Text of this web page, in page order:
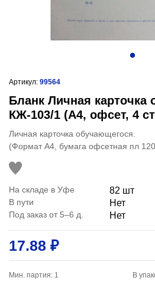
Артикул: 99564
Бланк Личная карточка
КЖ-103/1 (А4, офсет, 4
Личная карточка обучающегося.
(Формат А4, бумага офсетная пл
На складе в Уфе 82 шт
В пути Нет
Под заказ от 5–6 д. Нет
17.88 ₽
Мин. партия: 1 В